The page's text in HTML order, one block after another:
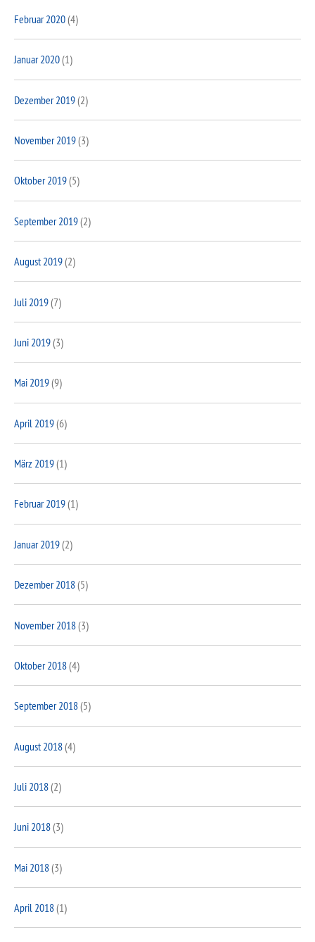
Februar 2020(4)
Januar 2020(1)
Dezember 2019(2)
November 2019(3)
Oktober 2019(5)
September 2019(2)
August 2019(2)
Juli 2019(7)
Juni 2019(3)
Mai 2019(9)
April 2019(6)
März 2019(1)
Februar 2019(1)
Januar 2019(2)
Dezember 2018(5)
November 2018(3)
Oktober 2018(4)
September 2018(5)
August 2018(4)
Juli 2018(2)
Juni 2018(3)
Mai 2018(3)
April 2018(1)